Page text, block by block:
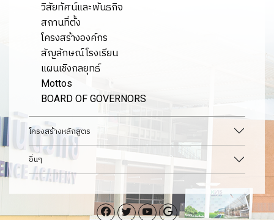
วิสัยทัศน์และพันธกิจ
สถานที่ตั้ง
โครงสร้างองค์กร
สัญลักษณ์โรงเรียน
แผนเชิงกลยุทธ์
Mottos
BOARD OF GOVERNORS
โครงสร้างหลักสูตร
อื่นๆ